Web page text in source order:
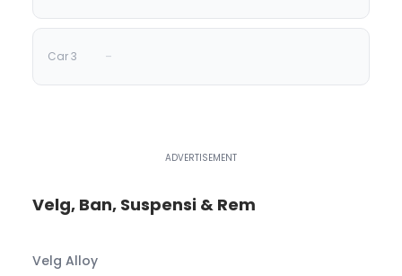
-
Velg, Ban, Suspensi & Rem
Velg Alloy